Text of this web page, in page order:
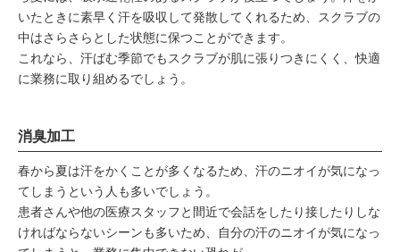
いたときに素早く汗を吸収して発散してくれるため、スクラブの
中はさらさらとした状態に保つことができます。
これなら、汗ばむ季節でもスクラブが肌に張りつきにくく、快適
に業務に取り組めるでしょう。
消臭加工
春から夏は汗をかくことが多くなるため、汗のニオイが気になっ
てしまうという人も多いでしょう。
患者さんや他の医療スタッフと間近で会話をしたり接したりしな
ければならないシーンも多いため、自分の汗のニオイが気になっ